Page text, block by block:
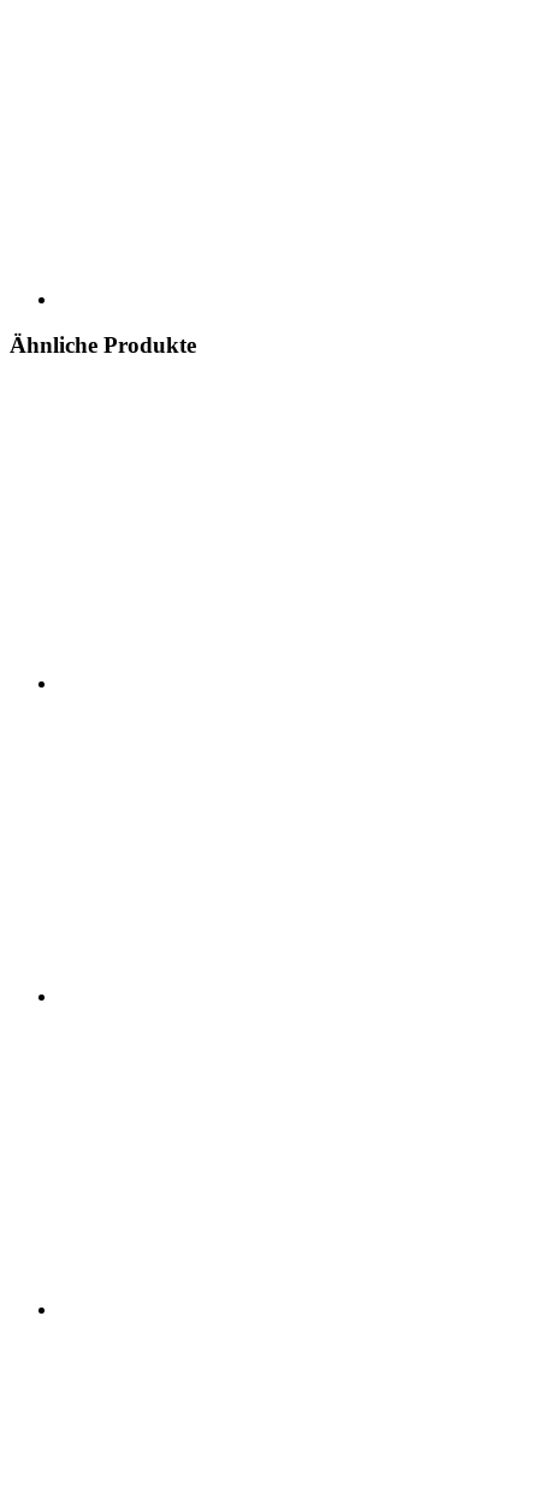
Ähnliche Produkte